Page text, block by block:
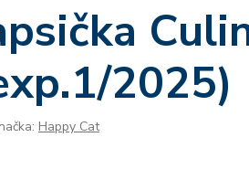
2025)
Happy Cat